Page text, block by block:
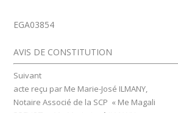
EGA03854
AVIS DE CONSTITUTION
Suivant
acte reçu par Me Marie-José ILMANY,
Notaire Associé de la SCP « Me Magali